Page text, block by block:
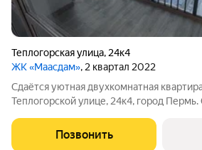
Теплогорская улица, 24к4
ЖК «Маасдам», 2 квартал 2022
Сдаётся уютная двухкомнатная
Теплогорской улице, 24к4, город
площадь. Квартира расположена на 18
дома, а потолки высотой 2,7
Позвонить